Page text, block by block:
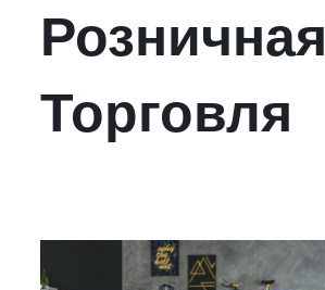
Розничная
Торговля